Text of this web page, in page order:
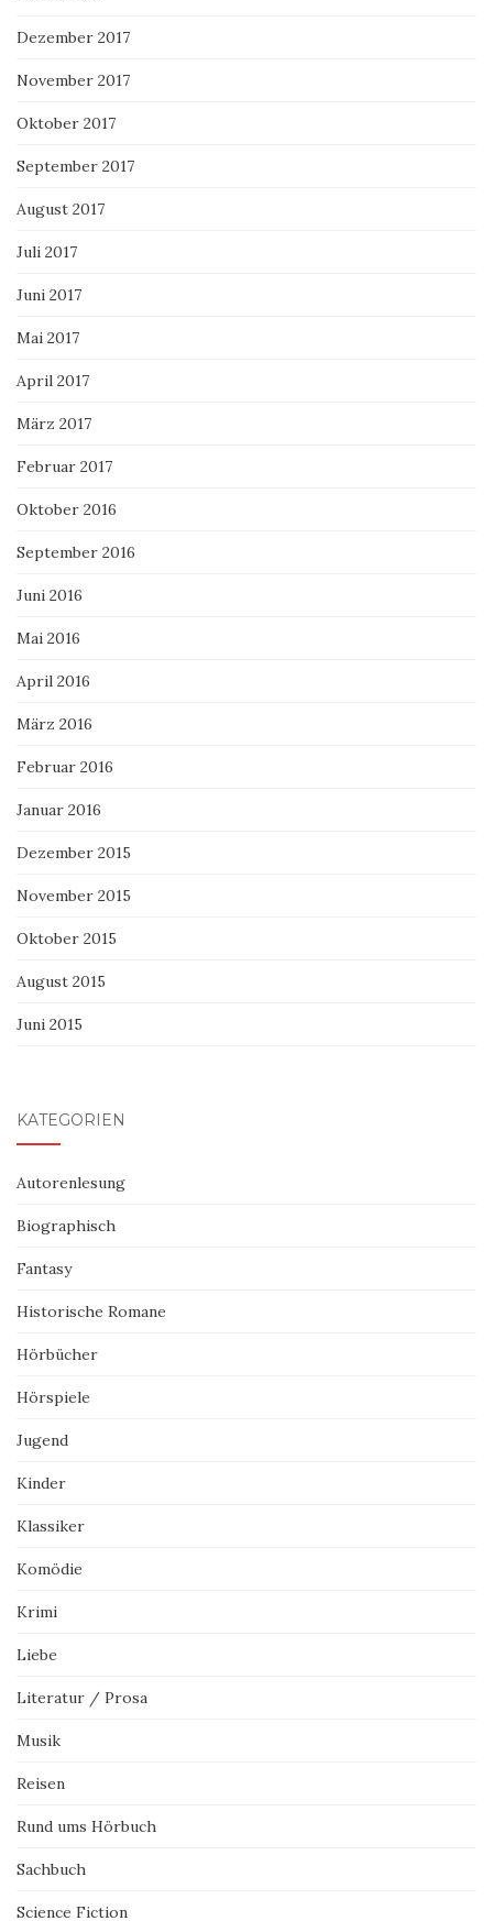
Dezember 2017
November 2017
Oktober 2017
September 2017
August 2017
Juli 2017
Juni 2017
Mai 2017
April 2017
März 2017
Februar 2017
Oktober 2016
September 2016
Juni 2016
Mai 2016
April 2016
März 2016
Februar 2016
Januar 2016
Dezember 2015
November 2015
Oktober 2015
August 2015
Juni 2015
KATEGORIEN
Autorenlesung
Biographisch
Fantasy
Historische Romane
Hörbücher
Hörspiele
Jugend
Kinder
Klassiker
Komödie
Krimi
Liebe
Literatur / Prosa
Musik
Reisen
Rund ums Hörbuch
Sachbuch
Science Fiction